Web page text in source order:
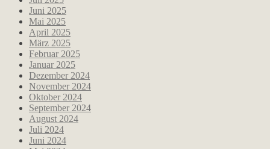
Juni 2025
Mai 2025
April 2025
März 2025
Februar 2025
Januar 2025
Dezember 2024
November 2024
Oktober 2024
September 2024
August 2024
Juli 2024
Juni 2024